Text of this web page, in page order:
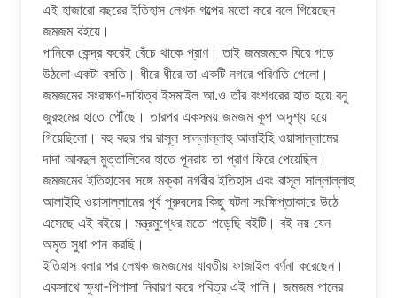
এই হাজারো বছরের ইতিহাস লেখক গল্পের মতো করে বলে গিয়েছেন
জমজম ব‌ইয়ে।
পানিকে কেন্দ্র করেই বেঁচে থাকে প্রাণ। তাই জমজমকে ঘিরে গড়ে
উঠলো একটা বসতি। ধীরে ধীরে তা একটি নগরে পরিণতি পেলো।
জমজমের সংরক্ষণ-দায়িত্ব ইসমাইল আ.ও তাঁর বংশধরের হাত হয়ে বনু
জুরহুমের হাতে পৌঁছে। তারপর একসময় জমজম কূপ অদৃশ্য হয়ে
গিয়েছিলো। বহু বছর পর রাসূল সাল্লাল্লাহু আলাইহি ওয়াসাল্লামের
দাদা আবদুল মুত্তালিবের হাতে পূনরায় তা প্রাণ ফিরে পেয়েছিল।
জমজমের ইতিহাসের সঙ্গে মক্কা নগরীর ইতিহাস এবং রাসূল সাল্লাল্লাহু
আলাইহি ওয়াসাল্লামের পূর্ব পুরুষদের কিছু ঘটনা সংক্ষিপ্তাকারে উঠে
এসেছে এই ব‌ইয়ে। মন্ত্রমুগ্ধের মতো পড়েছি ব‌ইটি। ব‌ই নয় যেন
অমৃত সুধা পান করছি।
ইতিহাস বলার পর লেখক জমজমের যাবতীয় ফাজাইল বর্ণনা করেছেন।
একসাথে ক্ষুধা-পিপাসা নিবারণ করে পবিত্র এই পানি। জমজম পানের